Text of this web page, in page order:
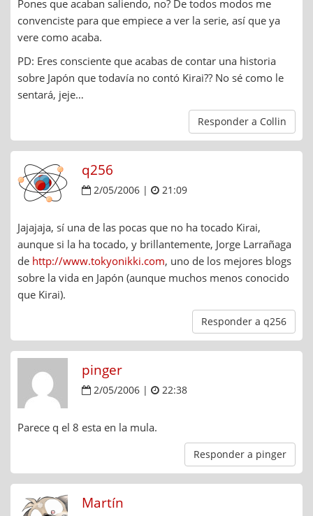
Pones que acaban saliendo, no? De todos modos me
convenciste para que empiece a ver la serie, así que ya
vere como acaba.
PD: Eres consciente que acabas de contar una historia
sobre Japón que todavía no contó Kirai?? No sé como le
sentará, jeje…
Responder a Collin
q256
2/05/2006 | 21:09
Jajajaja, sí una de las pocas que no ha tocado Kirai,
aunque si la ha tocado, y brillantemente, Jorge Larrañaga
de http://www.tokyonikki.com, uno de los mejores blogs
sobre la vida en Japón (aunque muchos menos conocido
que Kirai).
Responder a q256
pinger
2/05/2006 | 22:38
Parece q el 8 esta en la mula.
Responder a pinger
Martín